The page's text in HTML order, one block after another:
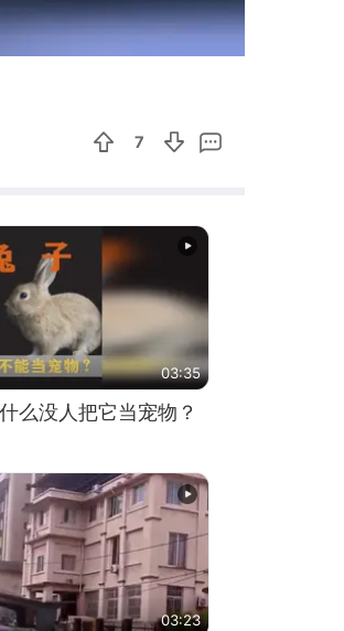
00:28
7
03:35
么没人把它当宠物？
03:23